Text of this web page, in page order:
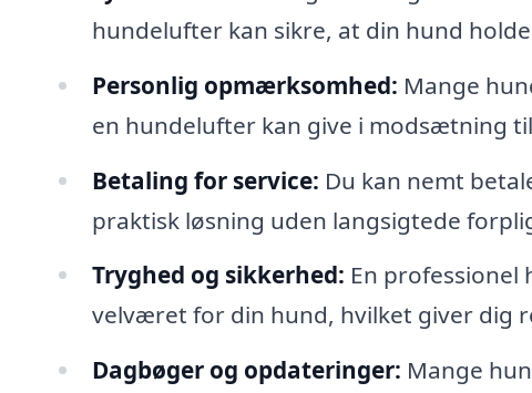
hundelufter kan sikre, at din hund
Personlig opmærksomhed: Mange
en hundelufter kan give i modsætning
Betaling for service: Du kan nemt
praktisk løsning uden langsigtede
Tryghed og sikkerhed: En
velværet for din hund, hvilket giver dig
Dagbøger og opdateringer: Mange